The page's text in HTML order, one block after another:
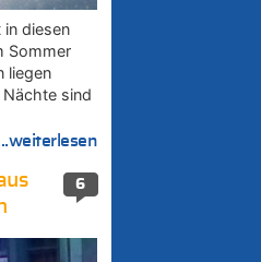
diesen
Sommer
liegen
sind
6